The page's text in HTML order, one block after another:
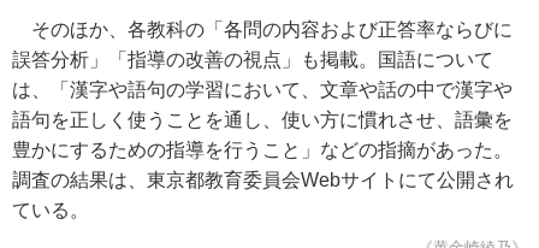
そのほか、各教科の「各問の内容および正答率ならびに
誤答分析」「指導の改善の視点」も掲載。国語について
は、「漢字や語句の学習において、文章や話の中で漢字や
語句を正しく使うことを通し、使い方に慣れさせ、語彙を
豊かにするための指導を行うこと」などの指摘があった。
調査の結果は、東京都教育委員会Webサイトにて公開され
ている。